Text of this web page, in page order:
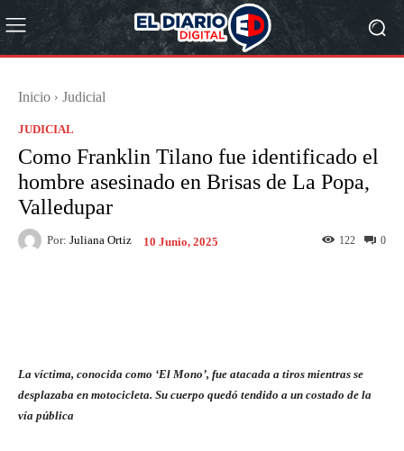
Inicio Judicial
JUDICIAL
Como Franklin Tilano fue identificado el
hombre asesinado en Brisas de La Popa,
Valledupar
Por: Juliana Ortiz 10 Junio, 2025 0
122
La víctima, conocida como ‘El Mono’, fue atacada a tiros mientras se
desplazaba en motocicleta. Su cuerpo quedó tendido a un costado de la
vía pública